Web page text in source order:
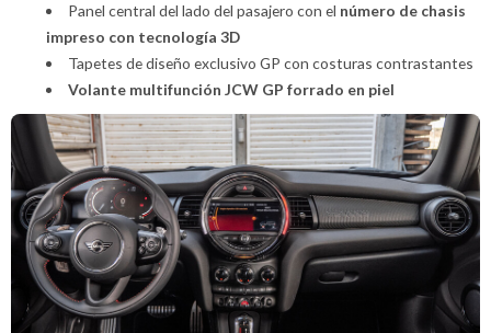
Panel central del lado del pasajero con el número de chasis
impreso con tecnología 3D
Tapetes de diseño exclusivo GP con costuras contrastantes
Volante multifunción JCW GP forrado en piel